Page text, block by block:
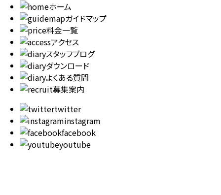
ホーム
ガイドマップ
料金一覧
アクセス
スタッフブログ
ダウンロード
よくある質問
募集案内
twitter
instagram
facebook
youtube